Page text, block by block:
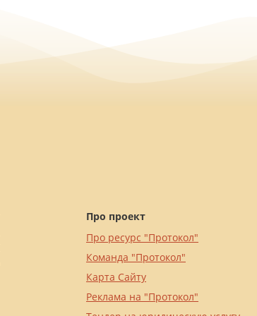
Про проект
Про ресурс "Протокол"
Команда "Протокол"
Карта Сайту
Реклама на "Протокол"